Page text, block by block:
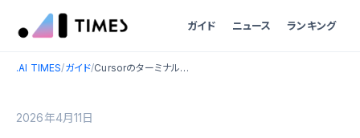
ガイド ニュース ランキング
.AI TIMES/ガイド/ Cursorのターミナル完全ガイド【2026年最新】：開き方・ショートカット・設定・AI連携・トラブル対処まで徹底解説
2026年4月11日